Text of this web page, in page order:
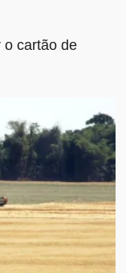
o cartão de